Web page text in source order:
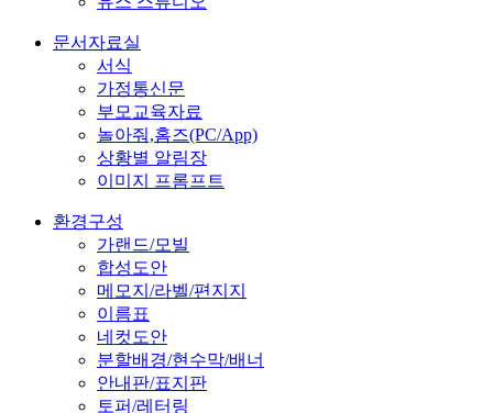
문서자료실
서식
가정통신문
부모교육자료
놀아줘,홈즈(PC/App)
상황별 알림장
이미지 프롬프트
환경구성
가랜드/모빌
합성도안
메모지/라벨/편지지
이름표
네컷도안
분할배경/현수막/배너
안내판/표지판
토퍼/레터링